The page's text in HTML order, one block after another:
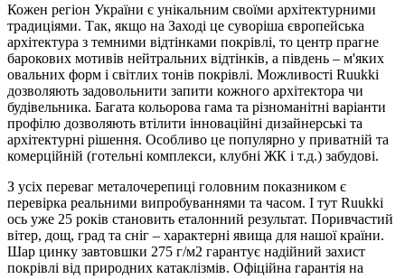
Кожен регіон України є унікальним своїми архітектурними
традиціями. Так, якщо на Заході це суворіша європейська
архітектура з темними відтінками покрівлі, то центр прагне
барокових мотивів нейтральних відтінків, а південь – м'яких
овальних форм і світлих тонів покрівлі. Можливості Ruukki
дозволяють задовольнити запити кожного архітектора чи
будівельника. Багата кольорова гама та різноманітні варіанти
профілю дозволяють втілити інноваційні дизайнерські та
архітектурні рішення. Особливо це популярно у приватній та
комерційній (готельні комплекси, клубні ЖК і т.д.) забудові.
З усіх переваг металочерепиці головним показником є
перевірка реальними випробуваннями та часом. І тут Ruukki
ось уже 25 років становить еталонний результат. Поривчастий
вітер, дощ, град та сніг – характерні явища для нашої країни.
Шар цинку завтовшки 275 г/м2 гарантує надійний захист
покрівлі від природних катаклізмів. Офіційна гарантія на